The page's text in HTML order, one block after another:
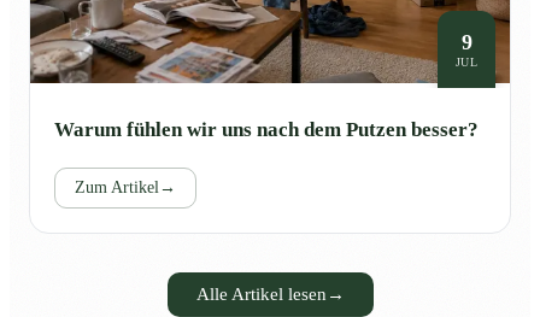
9
JUL
Warum fühlen wir uns nach dem Putzen besser?
Zum Artikel→
Alle Artikel lesen →